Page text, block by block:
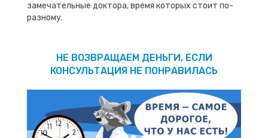
замечательные доктора, время которых стоит по-
разному.
НЕ ВОЗВРАЩАЕМ ДЕНЬГИ, ЕСЛИ
КОНСУЛЬТАЦИЯ НЕ ПОНРАВИЛАСЬ